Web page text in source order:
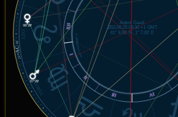
© MiSabueso.com
22°
AC
30'
LEO
VIRGO
XII
I
II
III IV
06°28'
07°28'
Antoni Gaudí
1852.06.25 09:30 +1 GMT
41° 9.00' N, 1° 7.00' E